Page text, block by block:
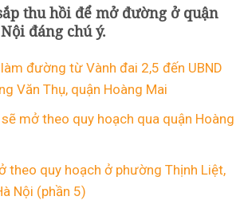
thu hồi để mở đường ở quận
đáng chú ý.
đường từ Vành đai 2,5 đến UBND
Văn Thụ, quận Hoàng Mai
mở theo quy hoạch qua quận Hoàng
theo quy hoạch ở phường Thịnh Liệt,
Nội (phần 5)